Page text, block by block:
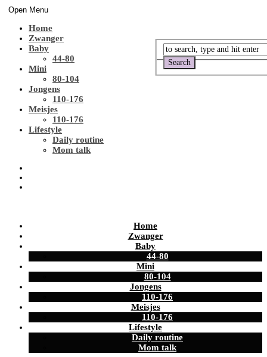
Open Menu
Home
Zwanger
Baby
44-80
Mini
80-104
Jongens
110-176
Meisjes
110-176
Lifestyle
Daily routine
Mom talk
Home
Zwanger
Baby
44-80
Mini
80-104
Jongens
110-176
Meisjes
110-176
Lifestyle
Daily routine
Mom talk